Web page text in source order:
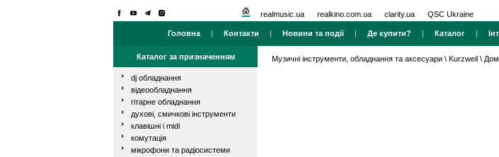
realmusic.ua realkino.com.ua clarity.ua QSC Ukraine
Головна | Контакти | Новини та події| Де купити? | Каталог |
Каталог за призначенням
dj обладнання
відеообладнання
гітарне обладнання
духові, смичкові інструменти
клавішні і midi
комутація
мікрофони та радіосистеми
Музичні інструменти, обладнання та аксесуари \ Kurzweil \